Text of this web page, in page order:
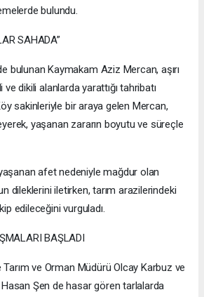
bulundu.
SAHADA”
bulunan Kaymakam Aziz Mercan, aşırı
ve dikili alanlarda yarattığı tahribatı
sakinleriyle bir araya gelen Mercan,
yaşanan zararın boyutu ve süreçle
afet nedeniyle mağdur olan
dileklerini iletirken, tarım arazilerindeki
edileceğini vurguladı.
BAŞLADI
Tarım ve Orman Müdürü Olcay Karbuz ve
Hasan Şen de hasar gören tarlalarda